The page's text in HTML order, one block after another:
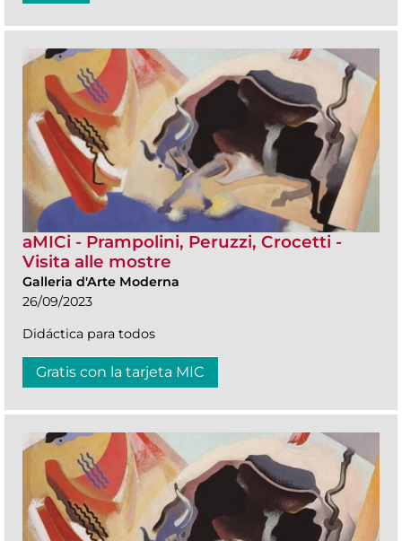
aMICi - Prampolini, Peruzzi, Crocetti -
Visita alle mostre
Galleria d'Arte Moderna
26/09/2023
Didáctica para todos
Gratis con la tarjeta MIC